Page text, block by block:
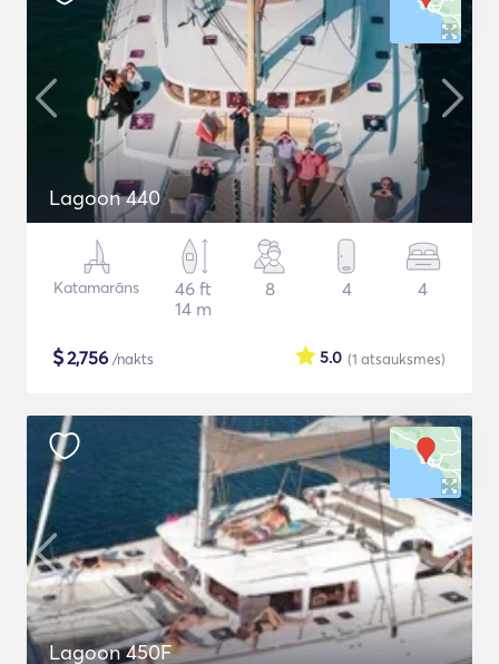
Lagoon 440
Katamarāns
46 ft
14 m
8 4 4
$2,756 /nakts (1 atsauksmes)
5.0
Lagoon 450F